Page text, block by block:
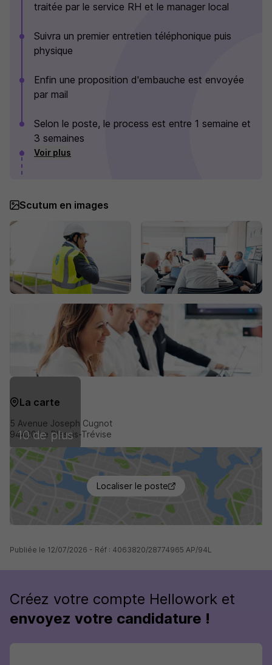
traitée par le service RH et le manager local
Suivra un premier entretien téléphonique puis
physique
Enfin une proposition d'embauche est envoyée
par mail
Selon le poste, le process est entre 1 semaine et
3 semaines
Voir plus
Scutum en images
10 de plus
La carte
5 Avenue Joseph Cugnot
94420 Le Plessis-Trévise
Localiser le poste
Publiée le 12/07/2026 - Réf : 4063820/28774965 AP/94L
Créez votre compte Hellowork et
envoyez votre candidature !